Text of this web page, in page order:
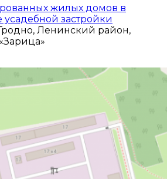
жилых домов в
застройки
Ленинский район,